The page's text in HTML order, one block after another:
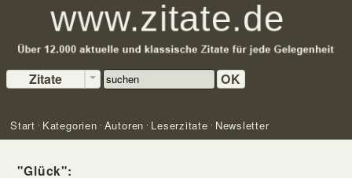
Zitate OK
Start Kategorien Autoren Leserzitate Newsletter
"Glück":